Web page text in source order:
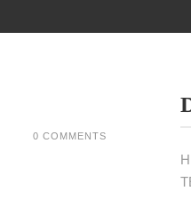
0 COMMENTS